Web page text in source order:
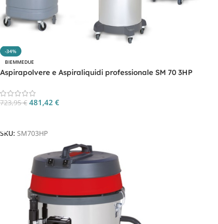
-34%
BIEMMEDUE
Aspirapolvere e Aspiraliquidi professionale SM 70 3HP
723,95€ 481,42 €
SKU: SM703HP